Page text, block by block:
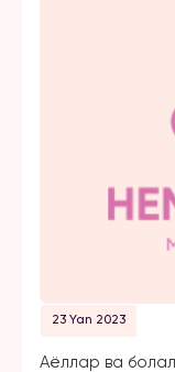
23 Yan 2023
Аёллар ва